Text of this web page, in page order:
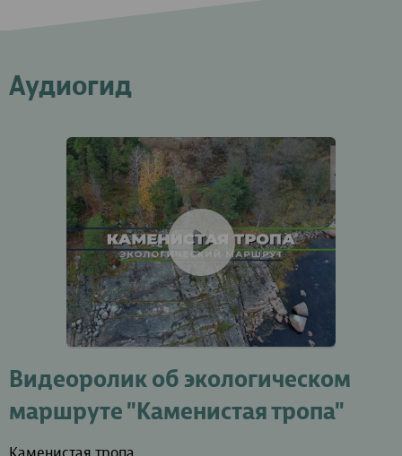
Аудиогид
Видеоролик об экологическом
маршруте "Каменистая тропа"